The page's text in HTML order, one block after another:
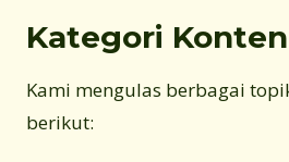
Kategori Konten
Kami mengulas berbagai
berikut: